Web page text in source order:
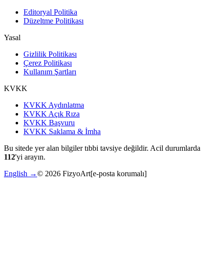
Editoryal Politika
Düzeltme Politikası
Yasal
Gizlilik Politikası
Çerez Politikası
Kullanım Şartları
KVKK
KVKK Aydınlatma
KVKK Açık Rıza
KVKK Başvuru
KVKK Saklama & İmha
Bu sitede yer alan bilgiler tıbbi tavsiye değildir. Acil durumlarda
112'yi arayın.
English →© 2026 FizyoArt[e-posta korumalı]